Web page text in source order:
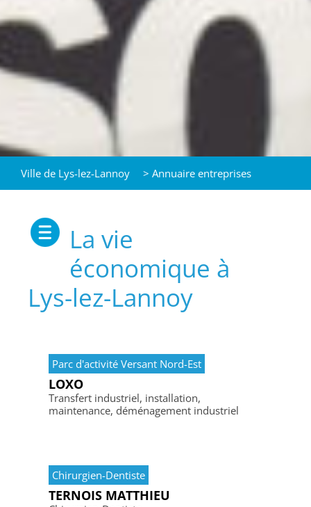
Ville de Lys-lez-Lannoy > Annuaire entreprises
La vie
économique à
Lys-lez-Lannoy
Parc d'activité Versant Nord-Est
LOXO
Transfert industriel, installation,
maintenance, déménagement industriel
Chirurgien-Dentiste
TERNOIS MATTHIEU